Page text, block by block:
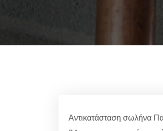
Αντικατάσταση σωλήνα